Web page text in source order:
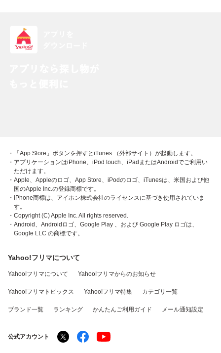
・「App Store」ボタンを押すとiTunes （外部サイト）が起動します。
・アプリケーションはiPhone、iPod touch、iPadまたはAndroidでご利用い
ただけます。
・Apple、Appleのロゴ、App Store、iPodのロゴ、iTunesは、米国および他
国のApple Inc.の登録商標です。
・iPhone商標は、アイホン株式会社のライセンスに基づき使用されていま
す。
・Copyright (C) Apple Inc. All rights reserved.
・Android、Androidロゴ、Google Play 、および Google Play ロゴは、
Google LLC の商標です。
Yahoo!フリマについて
Yahoo!フリマについて Yahoo!フリマからのお知らせ
Yahoo!フリマトピックス Yahoo!フリマ特集 カテゴリ一覧
ブランド一覧 ランキング かんたんご利用ガイド メール通知設定
公式アカウント